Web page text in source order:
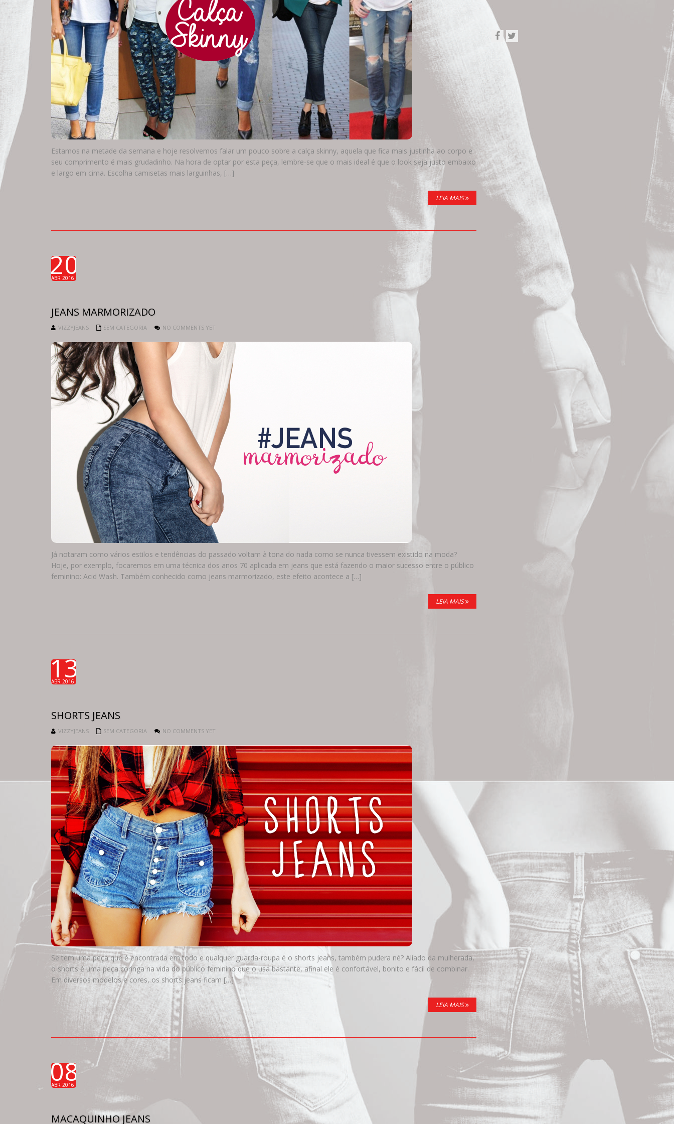
Estamos na metade da semana e hoje resolvemos falar um pouco sobre a calça skinny, aquela que fica mais justinha ao corpo e
seu comprimento é mais grudadinho. Na hora de optar por esta peça, lembre-se que o mais ideal é que o look seja justo embaixo
e largo em cima. Escolha camisetas mais larguinhas, […]
LEIA MAIS
20
ABR 2016
JEANS MARMORIZADO
VIZZYJEANS SEM CATEGORIA NO COMMENTS YET
Já notaram como vários estilos e tendências do passado voltam à tona do nada como se nunca tivessem existido na moda?
Hoje, por exemplo, focaremos em uma técnica dos anos 70 aplicada em jeans que está fazendo o maior sucesso entre o público
feminino: Acid Wash. Também conhecido como jeans marmorizado, este efeito acontece a […]
LEIA MAIS
13
ABR 2016
SHORTS JEANS
VIZZYJEANS SEM CATEGORIA NO COMMENTS YET
Se tem uma peça que é encontrada em todo e qualquer guarda-roupa é o shorts jeans, também pudera né? Aliado da mulherada,
o shorts é uma peça coringa na vida do público feminino que o usa bastante, afinal ele é confortável, bonito e fácil de combinar.
Em diversos modelos e cores, os shorts jeans ficam […]
LEIA MAIS
08
ABR 2016
MACAQUINHO JEANS